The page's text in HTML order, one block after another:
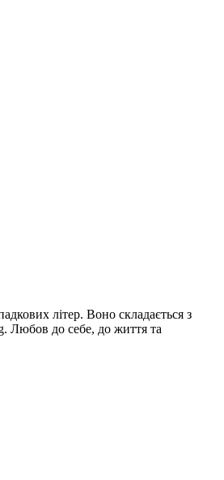
літер. Воно складається з
Любов до себе, до життя та